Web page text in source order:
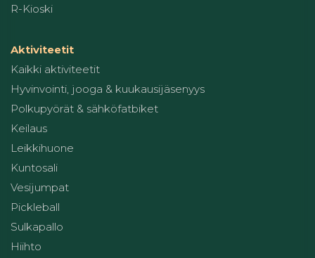
R-Kioski
Aktiviteetit
Kaikki aktiviteetit
Hyvinvointi, jooga & kuukausijäsenyys
Polkupyörät & sähköfatbiket
Keilaus
Leikkihuone
Kuntosali
Vesijumpat
Pickleball
Sulkapallo
Hiihto